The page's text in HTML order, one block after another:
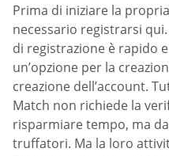
Prima di iniziare la
necessario registrarsi
di registrazione è rapido
un’opzione per la
creazione dell’account.
Match non richiede la
risparmiare tempo, ma
truffatori. Ma la loro